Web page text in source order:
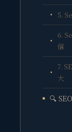
5.
6.
信
7.
大
🔍